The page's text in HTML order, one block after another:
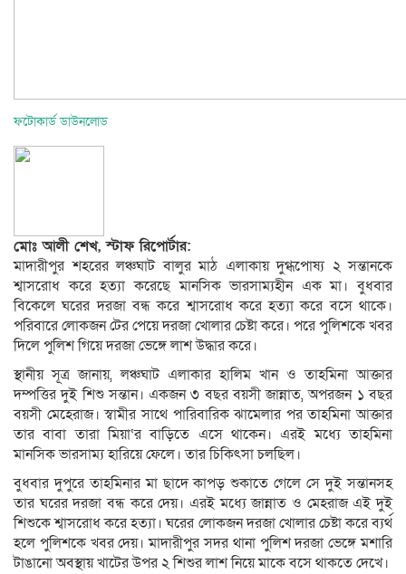
ফটোকার্ড ডাউনলোড
মোঃ আলী শেখ, স্টাফ রিপোর্টার:
মাদারীপুর শহরের লঞ্চঘাট বালুর মাঠ এলাকায় দুগ্ধপোষ্য ২ সন্তানকে
শ্বাসরোধ করে হত্যা করেছে মানসিক ভারসাম্যহীন এক মা। বুধবার
বিকেলে ঘরের দরজা বন্ধ করে শ্বাসরোধ করে হত্যা করে বসে থাকে।
পরিবারে লোকজন টের পেয়ে দরজা খোলার চেষ্টা করে। পরে পুলিশকে খবর
দিলে পুলিশ গিয়ে দরজা ভেঙ্গে লাশ উদ্ধার করে।
স্থানীয় সূত্র জানায়, লঞ্চঘাট এলাকার হালিম খান ও তাহমিনা আক্তার
দম্পত্তির দুই শিশু সন্তান। একজন ৩ বছর বয়সী জান্নাত, অপরজন ১ বছর
বয়সী মেহেরাজ। স্বামীর সাথে পারিবারিক ঝামেলার পর তাহমিনা আক্তার
তার বাবা তারা মিয়া‘র বাড়িতে এসে থাকেন। এরই মধ্যে তাহমিনা
মানসিক ভারসাম্য হারিয়ে ফেলে। তার চিকিৎসা চলছিল।
বুধবার দুপুরে তাহমিনার মা ছাদে কাপড় শুকাতে গেলে সে দুই সন্তানসহ
তার ঘরের দরজা বন্ধ করে দেয়। এরই মধ্যে জান্নাত ও মেহরাজ এই দুই
শিশুকে শ্বাসরোধ করে হত্যা। ঘরের লোকজন দরজা খোলার চেষ্টা করে ব্যর্থ
হলে পুলিশকে খবর দেয়। মাদারীপুর সদর থানা পুলিশ দরজা ভেঙ্গে মশারি
টাঙানো অবস্থায় খাটের উপর ২ শিশুর লাশ নিয়ে মাকে বসে থাকতে দেখে।